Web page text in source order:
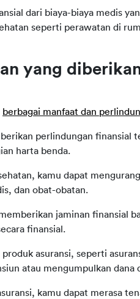
dari biaya-biaya medis
seperti perawatan di
yang
berbagai manfaat dan
perlindungan finansial
harta benda.
kamu dapat
dan obat-obatan.
jaminan finansial
finansial.
asuransi, seperti
atau mengumpulkan dana
kamu dapat merasa